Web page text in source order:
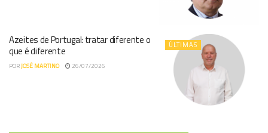
ÚLTIMAS
Azeites de Portugal: tratar diferente o
que é diferente
PORJOSÉ MARTINO 26/07/2026